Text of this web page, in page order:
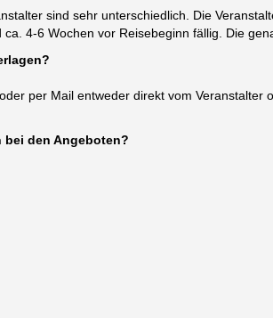
sind sehr unterschiedlich. Die
4-6 Wochen vor Reisebeginn fällig. Die
per Mail entweder direkt vom
bei den Angeboten?